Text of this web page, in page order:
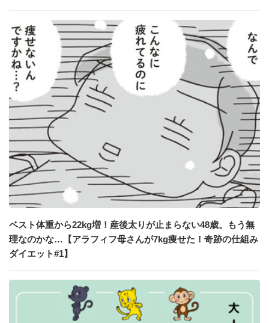
ベスト体重から22kg増！産後太りが止まらない48歳。もう無
理なのかな…【アラフィフ母さんが7kg痩せた！奇跡の仕組み
ダイエット#1】